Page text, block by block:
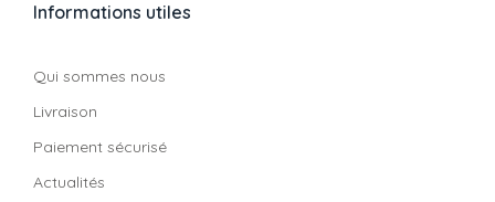
Informations utiles
Qui sommes nous
Livraison
Paiement sécurisé
Actualités